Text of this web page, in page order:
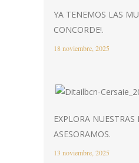
YA TENEMOS LAS
CONCORDE!.
18 noviembre, 2025
EXPLORA NUESTRAS
ASESORAMOS.
13 noviembre, 2025